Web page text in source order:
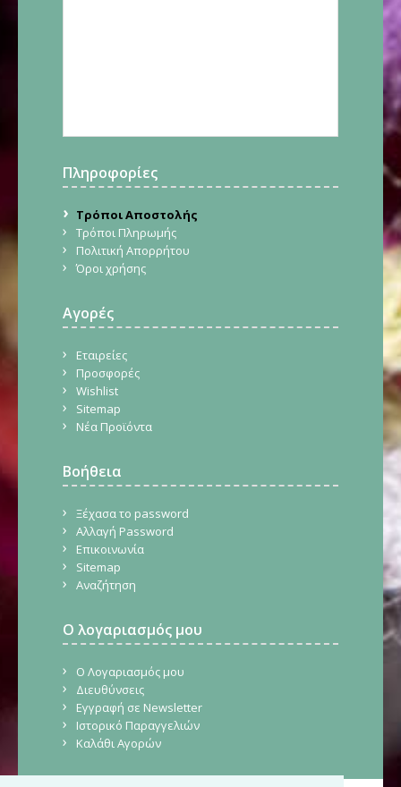
Πληροφορίες
Τρόποι Αποστολής
Τρόποι Πληρωμής
Πολιτική Απορρήτου
Όροι χρήσης
Αγορές
Εταιρείες
Προσφορές
Wishlist
Sitemap
Νέα Προϊόντα
Βοήθεια
Ξέχασα το password
Αλλαγή Password
Επικοινωνία
Sitemap
Αναζήτηση
Ο λογαριασμός μου
Ο Λογαριασμός μου
Διευθύνσεις
Εγγραφή σε Newsletter
Ιστορικό Παραγγελιών
Καλάθι Αγορών